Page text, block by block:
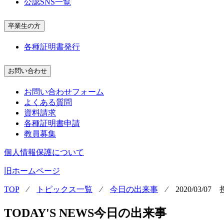
公認SNS一覧
卒業生の方
各種証明書発行
お問い合わせ
お問い合わせフォーム
よくある質問
資料請求
各種証明書申請
教員募集
個人情報保護について
旧ホームページ
TOP⁄ トピックス一覧 ⁄ 今日の出来事 ⁄ 2020/03/07
TODAY'S NEWS今日の出来事